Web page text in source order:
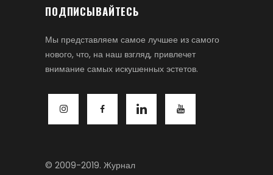
ПОДПИСЫВАЙТЕСЬ
Мы представляем самое лучшее из самого
нового, что, на наш взгляд, привлечет
внимание самых искушенных эстетов.
© 2009-2019. Журнал